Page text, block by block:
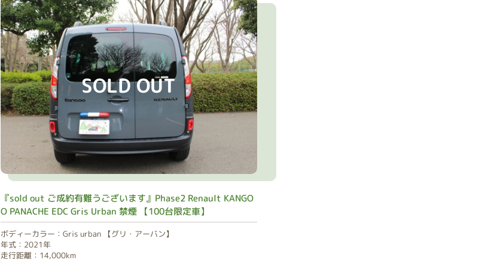
SOLD OUT
『sold out ご成約有難うございます』Phase2 Renault KANGO
O PANACHE EDC Gris Urban 禁煙 【100台限定車】
ボディーカラー：Gris urban 【グリ・アーバン】
年式：2021年
走行距離：14,000km